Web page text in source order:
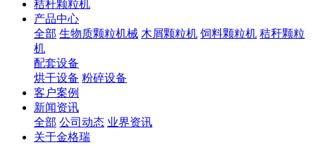
秸秆颗粒机
产品中心
全部 生物质颗粒机械 木屑颗粒机 饲料颗粒机 秸秆颗粒
机
配套设备
烘干设备 粉碎设备
客户案例
新闻资讯
全部 公司动态 业界资讯
关于金格瑞